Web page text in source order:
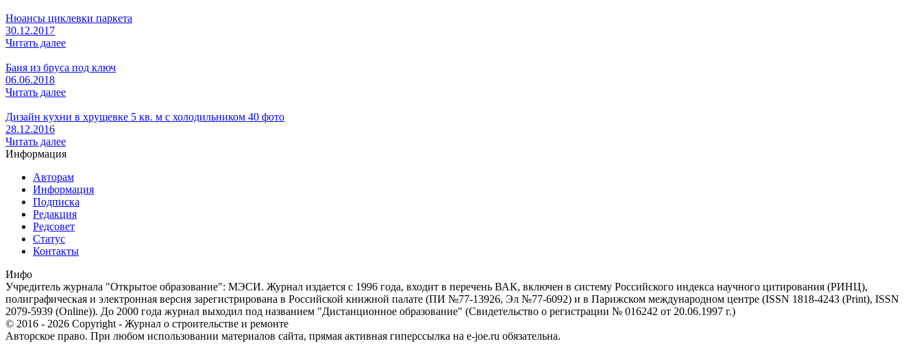
Нюансы циклевки паркета
30.12.2017
Читать далее
Баня из бруса под ключ
06.06.2018
Читать далее
Дизайн кухни в хрущевке 5 кв. м с холодильником 40 фото
28.12.2016
Читать далее
Информация
Авторам
Информация
Подписка
Редакция
Редсовет
Статус
Контакты
Инфо
Учредитель журнала "Открытое образование": МЭСИ. Журнал издается с 1996 года, входит в перечень ВАК, включен в систему Российского индекса научного цитирования (РИНЦ),
полиграфическая и электронная версия зарегистрирована в Российской книжной палате (ПИ №77-13926, Эл №77-6092) и в Парижском международном центре (ISSN 1818-4243 (Print), ISSN
2079-5939 (Online)). До 2000 года журнал выходил под названием "Дистанционное образование" (Свидетельство о регистрации № 016242 от 20.06.1997 г.)
© 2016 - 2026 Copyright - Журнал о строительстве и ремонте
Авторское право. При любом использовании материалов сайта, прямая активная гиперссылка на e-joe.ru обязательна.